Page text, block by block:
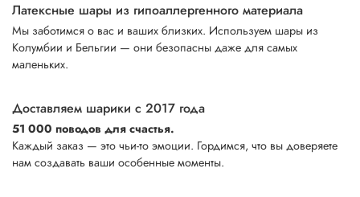
Латексные шары из гипоаллергенного материала
Мы заботимся о вас и ваших близких. Используем шары из
Колумбии и Бельгии — они безопасны даже для самых
маленьких.
Доставляем шарики с 2017 года
51 000 поводов для счастья.
Каждый заказ — это чьи-то эмоции. Гордимся, что вы доверяете
нам создавать ваши особенные моменты.